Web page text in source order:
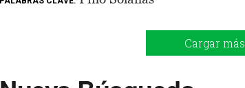
Cargar más